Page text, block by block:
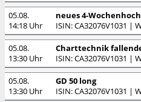
05.08.
14:18 Uhr
neues 4-Wochenhoch
05.08.
13:30 Uhr
05.08.
13:30 Uhr
GD 50 long